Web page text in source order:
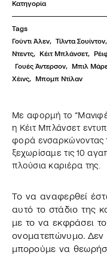
Κατηγορία
Tags
Γούντι Άλεν, Τίλντα Σουίντον,
Ντεντς, Κέιτ Μπλάνσετ,
Γουές Άντερσον, Μπιλ
Χέινς, Μπομπ Ντίλαν
Με αφορμή το
η Κέιτ Μπλάνσετ
φορά ενσαρκώνοντας
ξεχωρίσαμε τις 10
πλούσια καριέρα της.
Το να αναφερθεί
αυτό το στάδιο της
με το να εκφράσει
ονοματεπώνυμο. Δεν
μπορούμε να